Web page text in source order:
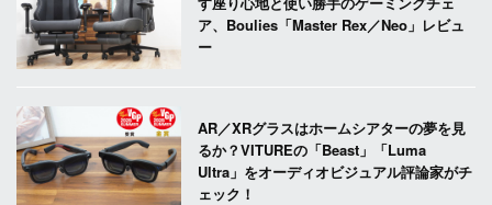
ア、Boulies「Master Rex／Neo」レビュ
ー
AR／XRグラスはホームシアターの夢を見
るか？VITUREの「Beast」「Luma
Ultra」をオーディオビジュアル評論家がチ
ェック！